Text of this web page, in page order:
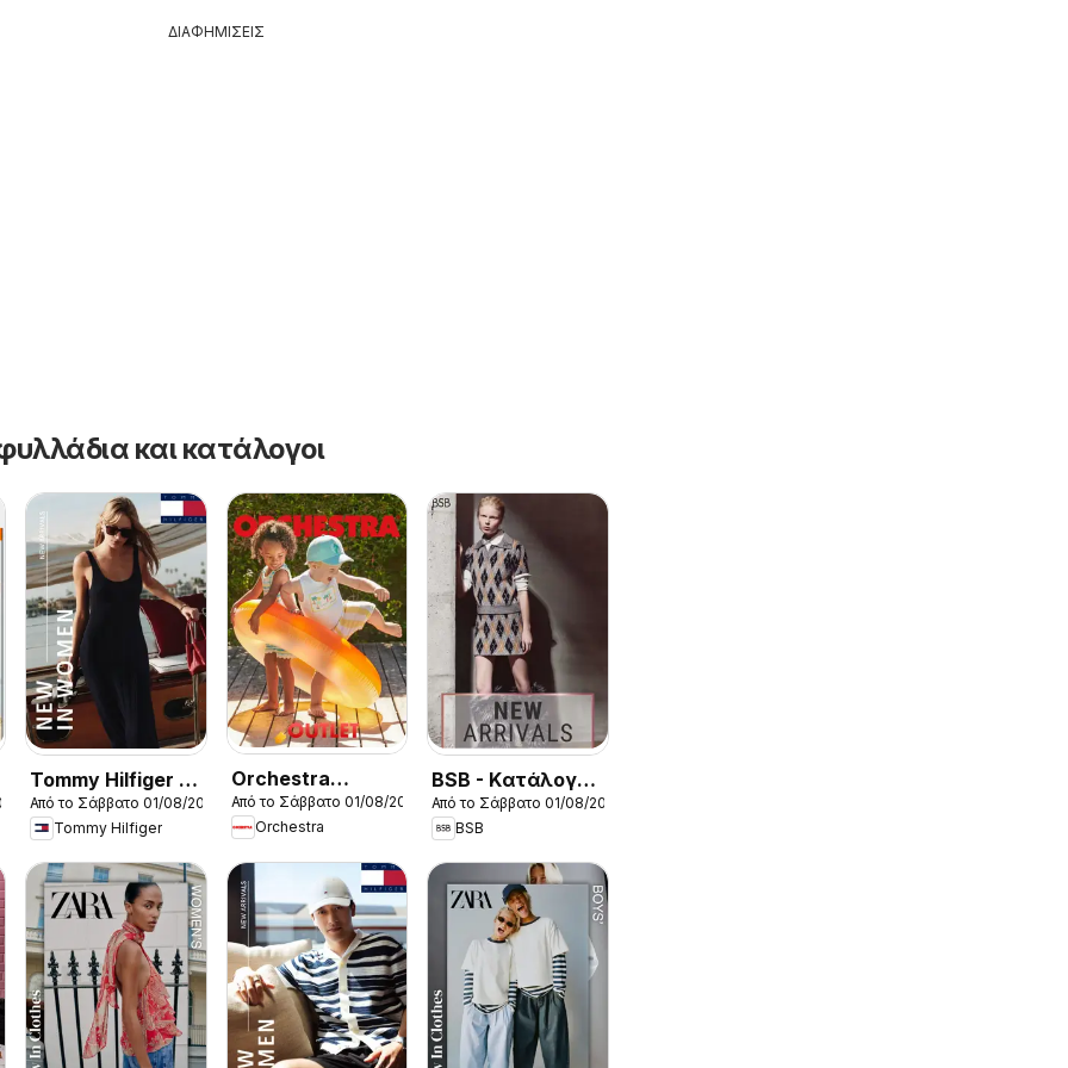
ΔΙΑΦΗΜΙΣΕΙΣ
και κατάλογοι
Tommy Hilfiger -
Kατάλογος
8/2026 New in
Women
Από το Σάββατο 01/08/2026
Tommy Hilfiger
Orchestra
Kατάλογος
8/2026
Από το Σάββατο 01/08/2026
Orchestra
BSB - Kατάλογος
8/2026
Από το Σάββατο 01/08/2026
BSB